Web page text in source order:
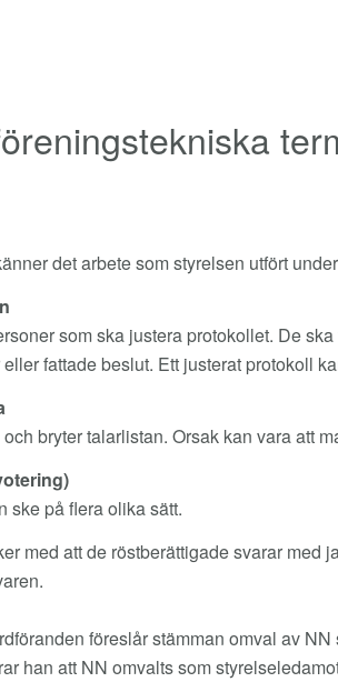
det arbete som styrelsen utfört
som ska justera protokollet. De
fattade beslut. Ett justerat protokoll
bryter talarlistan. Orsak kan vara att
ske på flera olika sätt.
med att de röstberättigade svarar med
föreslår stämman omval av
han att NN omvalts som